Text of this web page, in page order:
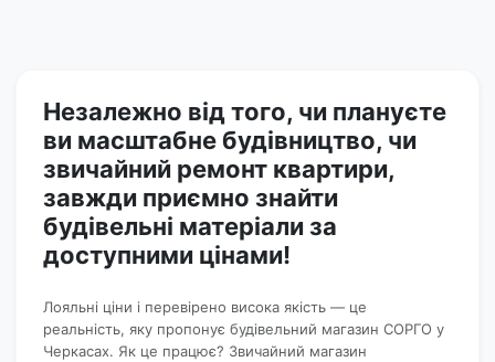
Незалежно від того, чи плануєте
ви масштабне будівництво, чи
звичайний ремонт квартири,
завжди приємно знайти
будівельні матеріали за
доступними цінами!
Лояльні ціни і перевірено висока якість — це
реальність, яку пропонує будівельний магазин СОРГО у
Черкасах. Як це працює? Звичайний магазин